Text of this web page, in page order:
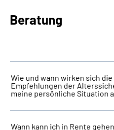
Über uns & Presse
Online-Services
Beratung
Wie und wann wirken sich
Empfehlungen der
meine persönliche Situation
Wann kann ich in Rente